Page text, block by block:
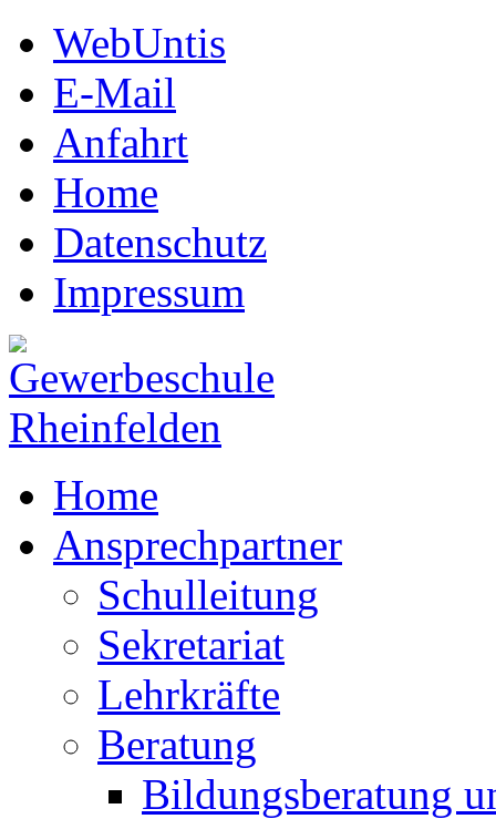
WebUntis
E-Mail
Anfahrt
Home
Datenschutz
Impressum
Home
Ansprechpartner
Schulleitung
Sekretariat
Lehrkräfte
Beratung
Bildungsberatung